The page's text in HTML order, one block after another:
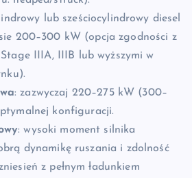
lub sześciocylindrowy diesel
200–300 kW (opcja zgodności z
IIIA, IIIB lub wyższymi w
: zazwyczaj 220–275 kW (300–
konfiguracji.
: wysoki moment silnika
dynamikę ruszania i zdolność
z pełnym ładunkiem